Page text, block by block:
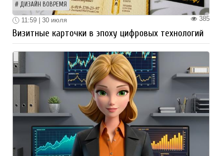
ДИЗАЙН ВОВРЕМЯ
385
11:59 | 30 июля
Визитные карточки в эпоху цифровых технологий